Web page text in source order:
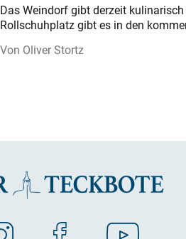
Das Weindorf gibt derzeit
Rollschuhplatz gibt es in den
Oliver Stortz